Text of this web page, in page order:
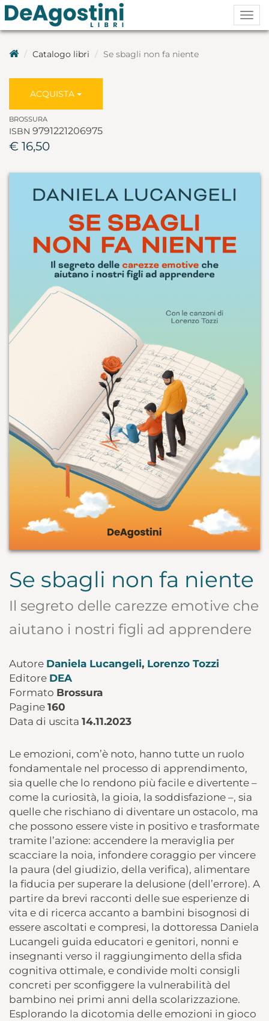
Catalogo libri Se sbagli non fa niente
ACQUISTA
BROSSURA
ISBN 9791221206975
€ 16,50
Se sbagli non fa niente
Il segreto delle carezze emotive che
aiutano i nostri figli ad apprendere
Autore Daniela Lucangeli, Lorenzo Tozzi
Editore DEA
Formato Brossura
Pagine 160
Data di uscita 14.11.2023
Le emozioni, com’è noto, hanno tutte un ruolo
fondamentale nel processo di apprendimento,
sia quelle che lo rendono più facile e divertente –
come la curiosità, la gioia, la soddisfazione –, sia
quelle che rischiano di diventare un ostacolo, ma
che possono essere viste in positivo e trasformate
tramite l’azione: accendere la meraviglia per
scacciare la noia, infondere coraggio per vincere
la paura (del giudizio, della verifica), alimentare
la fiducia per superare la delusione (dell’errore). A
partire da brevi racconti delle sue esperienze di
vita e di ricerca accanto a bambini bisognosi di
essere ascoltati e compresi, la dottoressa Daniela
Lucangeli guida educatori e genitori, nonni e
insegnanti verso il raggiungimento della sfida
cognitiva ottimale, e condivide molti consigli
concreti per sconfiggere la vulnerabilità del
bambino nei primi anni della scolarizzazione.
Esplorando la dicotomia delle emozioni in gioco